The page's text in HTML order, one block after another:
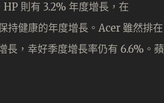
則有 3.2% 年度增長，在
持健康的年度增長。Acer 雖然排在
長，幸好季度增長率仍有 6.6%。蘋